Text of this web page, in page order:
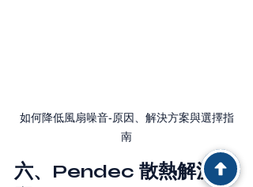
如何降低風扇噪音-原因、 解決方案與選擇指
南
六、Pendec 散熱解決方